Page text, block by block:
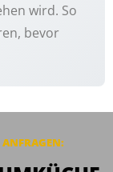
wird. So
bevor
ANFRAGEN: